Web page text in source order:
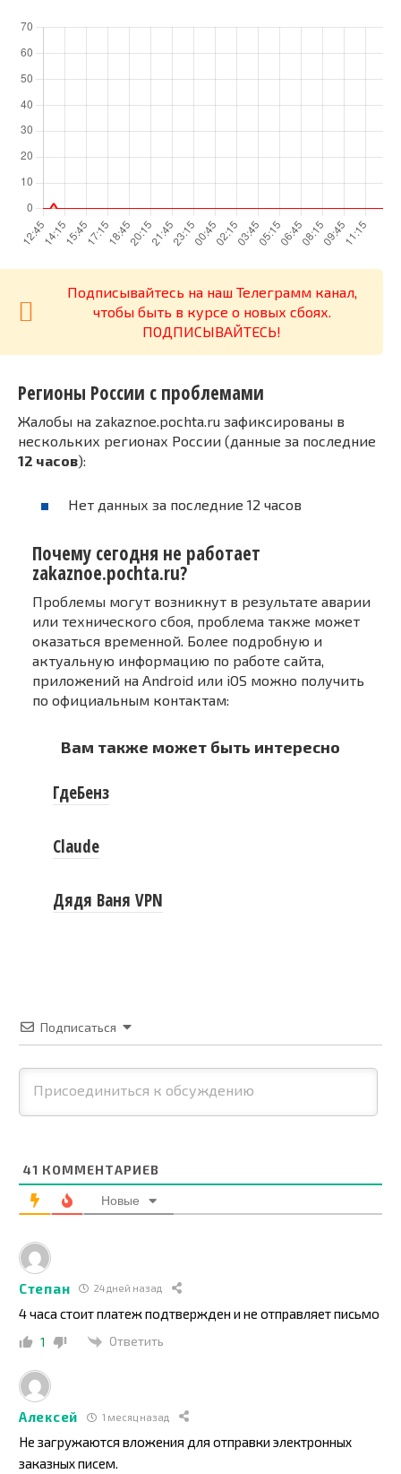
Подписывайтесь на наш Телеграмм канал,
чтобы быть в курсе о новых сбоях.
ПОДПИСЫВАЙТЕСЬ!
Регионы России с проблемами
Жалобы на zakaznoe.pochta.ru зафиксированы в
нескольких регионах России (данные за последние
12 часов):
Нет данных за последние 12 часов
Почему сегодня не работает
zakaznoe.pochta.ru?
Проблемы могут возникнут в результате аварии
или технического сбоя, проблема также может
оказаться временной. Более подробную и
актуальную информацию по работе сайта,
приложений на Android или iOS можно получить
по официальным контактам:
Вам также может быть интересно
ГдеБенз
Claude
Дядя Ваня VPN
Подписаться
41 КОММЕНТАРИЕВ
Новые
Степан 24 дней назад
4 часа стоит платеж подтвержден и не отправляет письмо
1 Ответить
Алексей 1 месяц назад
Не загружаются вложения для отправки электронных
заказных писем.